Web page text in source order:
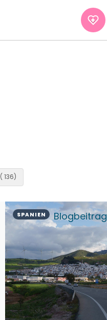
+
( 136)
SPANIEN Blogbeitrag